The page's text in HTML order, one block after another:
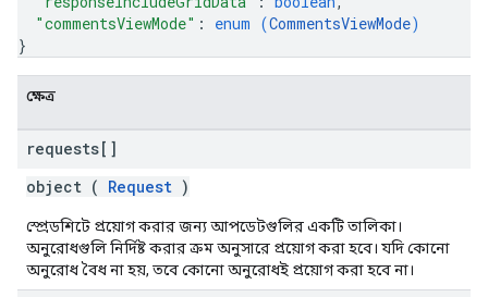
"commentsViewMode" : enum (CommentsViewMode)
}
ক্ষেত্র
requests[]
object ( Request )
স্প্রেডশিটে প্রয়োগ করার জন্য আপডেটগুলির একটি তালিকা।
অনুরোধগুলি নির্দিষ্ট করার ক্রম অনুসারে প্রয়োগ করা হবে। যদি কোনো
অনুরোধ বৈধ না হয়, তবে কোনো অনুরোধই প্রয়োগ করা হবে না।